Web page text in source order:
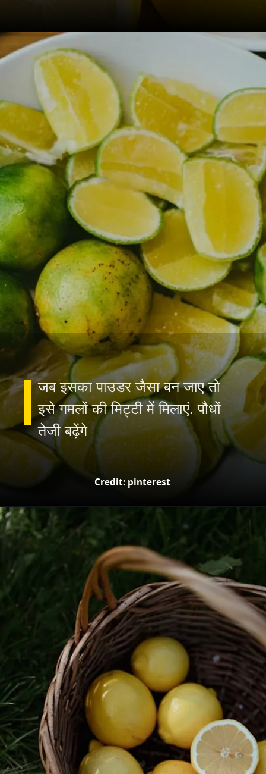
जब इसका पाउडर जैसा बन जाए तो
इसे गमलों की मिट्टी में मिलाएं. पौधों
तेजी बढ़ेंगे
Credit: pinterest